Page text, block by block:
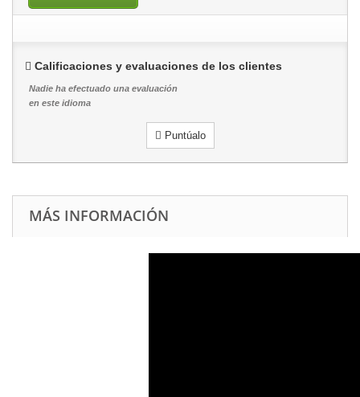
Calificaciones y evaluaciones de los clientes
Nadie ha efectuado una evaluación
en este idioma
Puntúalo
MÁS INFORMACIÓN